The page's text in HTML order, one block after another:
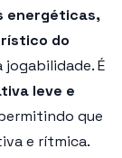
energéticas,
do
É
leve e
que
e rítmica.